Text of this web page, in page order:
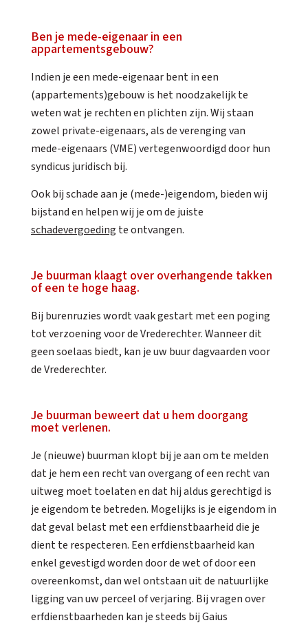
Ben je mede-eigenaar in een
appartementsgebouw?
Indien je een mede-eigenaar bent in een
(appartements)gebouw is het noodzakelijk te
weten wat je rechten en plichten zijn. Wij staan
zowel private-eigenaars, als de verenging van
mede-eigenaars (VME) vertegenwoordigd door hun
syndicus juridisch bij.
Ook bij schade aan je (mede-)eigendom, bieden wij
bijstand en helpen wij je om de juiste
schadevergoeding te ontvangen.
Je buurman klaagt over overhangende takken
of een te hoge haag.
Bij burenruzies wordt vaak gestart met een poging
tot verzoening voor de Vrederechter. Wanneer dit
geen soelaas biedt, kan je uw buur dagvaarden voor
de Vrederechter.
Je buurman beweert dat u hem doorgang
moet verlenen.
Je (nieuwe) buurman klopt bij je aan om te melden
dat je hem een recht van overgang of een recht van
uitweg moet toelaten en dat hij aldus gerechtigd is
je eigendom te betreden. Mogelijks is je eigendom in
dat geval belast met een erfdienstbaarheid die je
dient te respecteren. Een erfdienstbaarheid kan
enkel gevestigd worden door de wet of door een
overeenkomst, dan wel ontstaan uit de natuurlijke
ligging van uw perceel of verjaring. Bij vragen over
erfdienstbaarheden kan je steeds bij Gaius